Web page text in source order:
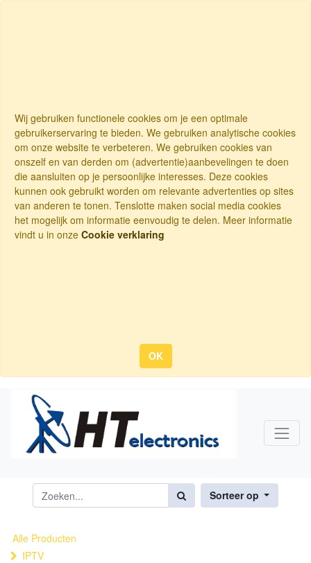
Wij gebruiken functionele cookies om je een optimale
gebruikerservaring te bieden. We gebruiken analytische cookies
om onze website te verbeteren. We gebruiken cookies van
onszelf en van derden om (advertentie)aanbevelingen te doen
die aansluiten op je persoonlijke interesses. Deze cookies
kunnen ook gebruikt worden om relevante advertenties op sites
van anderen te tonen. Tenslotte maken social media cookies
het mogelijk om informatie eenvoudig te delen. Meer informatie
vindt u in onze Cookie verklaring
OK
Sorteer op
Alle Producten
IPTV